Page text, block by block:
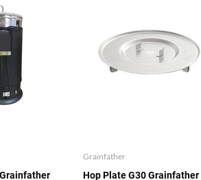
Grainfather
Hop Plate G30 Grainfather